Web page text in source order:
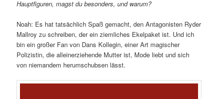
Hauptfiguren, magst du besonders, und warum?
Noah: Es hat tatsächlich Spaß gemacht, den Antagonisten Ryder
Mallroy zu schreiben, der ein ziemliches Ekelpaket ist. Und ich
bin ein großer Fan von Dans Kollegin, einer Art magischer
Polizistin, die alleinerziehende Mutter ist, Mode liebt und sich
von niemandem herumschubsen lässt.